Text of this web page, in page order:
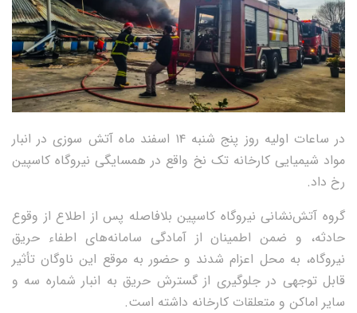
در ساعات اولیه روز پنج شنبه ۱۴ اسفند ماه آتش سوزی در انبار
مواد شیمیایی کارخانه تک نخ واقع در همسایگی نیروگاه کاسپین
رخ داد.
گروه آتش‌نشانی نیروگاه کاسپین بلافاصله پس از اطلاع از وقوع
حادثه، و ضمن اطمینان از آمادگی سامانه‌های اطفاء حریق
نیروگاه، به محل اعزام شدند و حضور به موقع این ناوگان تأثیر
قابل توجهی در جلوگیری از گسترش حریق به انبار شماره سه و
سایر اماکن و متعلقات کارخانه داشته است.